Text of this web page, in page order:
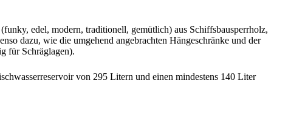
edel, modern, traditionell, gemütlich) aus Schiffsbausperrholz,
dazu, wie die umgehend angebrachten Hängeschränke und der
für Schräglagen).
von 295 Litern und einen mindestens 140 Liter